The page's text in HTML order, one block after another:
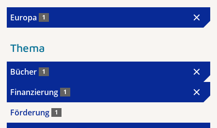
Europa 1
Thema
Bücher 1
Finanzierung 1
Förderung 1